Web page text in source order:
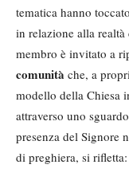
tematica hanno
in relazione alla
membro è invitato a
comunità che, a
modello della Chiesa
attraverso uno
presenza del Signore
di preghiera, si rifletta: